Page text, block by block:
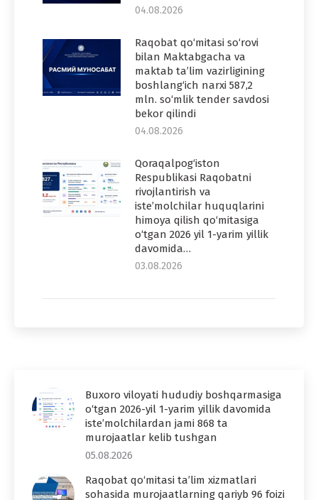
04.08.2026
Raqobat qo‘mitasi so‘rovi
bilan Maktabgacha va
maktab ta’lim vazirligining
boshlang‘ich narxi 587,2
mln. so‘mlik tender savdosi
bekor qilindi
04.08.2026
Qoraqalpog‘iston
Respublikasi Raqobatni
rivojlantirish va
iste’molchilar huquqlarini
himoya qilish qo‘mitasiga
o‘tgan 2026 yil 1-yarim yillik
davomida…
03.08.2026
Buxoro viloyati hududiy boshqarmasiga
o‘tgan 2026-yil 1-yarim yillik davomida
iste’molchilardan jami 868 ta
murojaatlar kelib tushgan
05.08.2026
Raqobat qo‘mitasi ta’lim xizmatlari
sohasida murojaatlarning qariyb 96 foizi